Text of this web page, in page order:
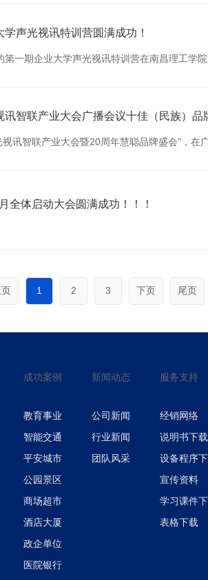
声光视讯特训营圆满成功！
一期企业大学声光视讯特训营在南昌理工学
智联产业大会广播会议十佳（民族）品
讯智联产业大会暨20周年慧聪品牌盛会”，在
全体启动大会圆满成功！！！
1 2 3 下页 尾页
成功案例
教育事业
智能交通
平安城市
公园景区
商场超市
酒店大厦
政企单位
医院银行
新闻动态
公司新闻
行业新闻
团队风采
服务支持
经销网络
说明书下载
设备程序
宣传资料
学习课件
表格下载